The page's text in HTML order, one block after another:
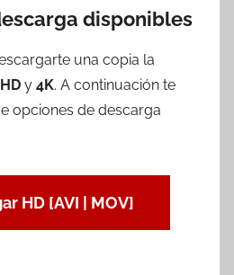
disponibles
una copia la
HD y 4K. A continuación te
opciones de descarga
HD [AVI | MOV]